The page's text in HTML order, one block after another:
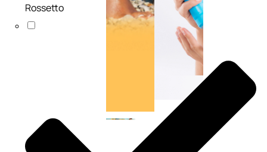
Rossetto